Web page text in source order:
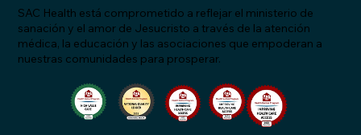
SAC Health está comprometido a reflejar el ministerio de
sanación y el amor de Jesucristo a través de la atención
médica, la educación y las asociaciones que empoderan a
nuestras comunidades para prosperar.